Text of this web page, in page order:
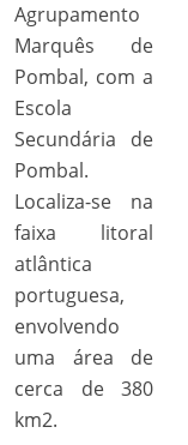
Agrupamento
Marquês de
Pombal, com a
Escola
Secundária de
Pombal.
Localiza-se na
faixa litoral
atlântica
portuguesa,
envolvendo
uma área de
cerca de 380
km2.